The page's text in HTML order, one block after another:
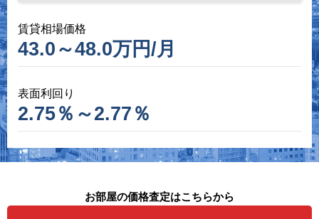
賃貸相場価格
43.0～48.0万円/月
表面利回り
2.75％～2.77％
お部屋の価格査定はこちらから